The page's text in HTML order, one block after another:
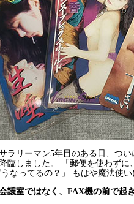
ラリーマン5年目のある日、つ
臨しました。 「郵便を使わず
うなってるの？」 もはや魔法使い
議室ではなく、FAX機の前で起